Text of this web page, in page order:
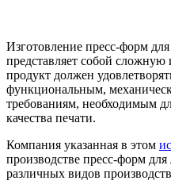
Изготовление пресс-форм
представляет собой
продукт должен
функциональным,
требованиям, необходимым
качества печати.
Компания указанная в этом
производстве пресс-форм
различных видов